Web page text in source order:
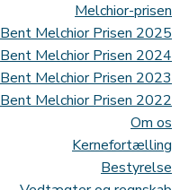
Melchior-prisen
Bent Melchior Prisen 2025
Bent Melchior Prisen 2024
Bent Melchior Prisen 2023
Bent Melchior Prisen 2022
Om os
Kernefortælling
Bestyrelse